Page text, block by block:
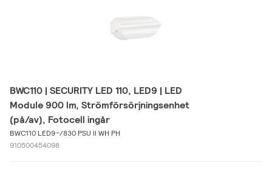
BWC110 | SECURITY LED 110, LED9 | LED
Module 900 lm, Strömförsörjningsenhet
(på/av), Fotocell ingår
BWC110 LED9-/830 PSU II WH PH
910500454098